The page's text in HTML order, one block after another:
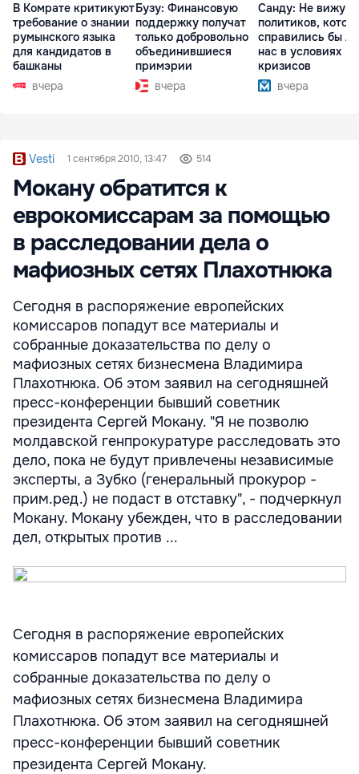
В Комрате критикуют
требование о знании
румынского языка
для кандидатов в
башканы
вчера
Бузу: Финансовую
поддержку получат
только добровольно
объединившиеся
примэрии
вчера
Санду: Не вижу
политиков,
справились бы
нас в условиях
кризисов
вчера
Vesti 1 сентября 2010, 13:47 514
Мокану обратится к
еврокомиссарам за помощью
в расследовании дела о
мафиозных сетях Плахотнюка
Сегодня в распоряжение европейских
комиссаров попадут все материалы и
собранные доказательства по делу о
мафиозных сетях бизнесмена Владимира
Плахотнюка. Об этом заявил на сегодняшней
пресс-конференции бывший советник
президента Сергей Мокану. "Я не позволю
молдавской генпрокуратуре расследовать это
дело, пока не будут привлечены независимые
эксперты, а Зубко (генеральный прокурор -
прим.ред.) не подаст в отставку", - подчеркнул
Мокану. Мокану убежден, что в расследовании
дел, открытых против ...
Сегодня в распоряжение европейских
комиссаров попадут все материалы и
собранные доказательства по делу о
мафиозных сетях бизнесмена Владимира
Плахотнюка. Об этом заявил на сегодняшней
пресс-конференции бывший советник
президента Сергей Мокану.